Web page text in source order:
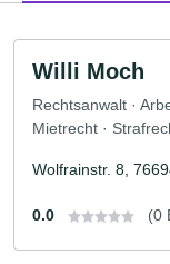
Willi Moch
Rechtsanwalt ·
Mietrecht ·
Wolfrainstr. 8,
0.0 (0